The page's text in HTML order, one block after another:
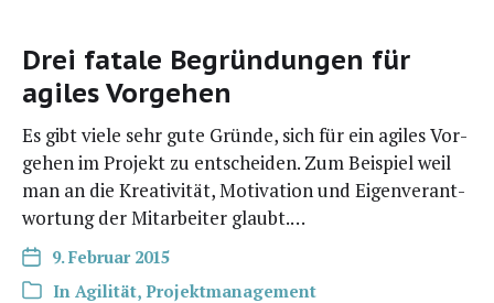
Drei fatale Begründungen für
agiles Vorgehen
Es gibt vie­le sehr gute Grün­de, sich für ein agi­les Vor­
ge­hen im Pro­jekt zu ent­schei­den. Zum Bei­spiel weil
man an die Krea­ti­vi­tät, Moti­va­ti­on und Eigen­ver­ant­
wor­tung der Mit­ar­bei­ter glaubt.…
9. Februar 2015
In Agilität, Projektmanagement